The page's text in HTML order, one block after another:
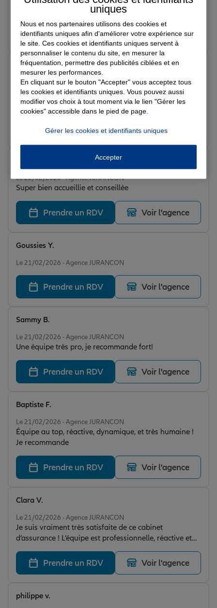
Le 02/03/2026 - Agence JURANCON
Prendre un RDV Voir l'agence
Note de 5 sur 5
Le 22/02/2026 - Agence JURANCON
Une super expérience avec cette agence ! L’équipe est
disponible, bienveillante et professionnelle. On se sent
accompagné et en confiance. Merci pour votre sérieux
Emma l.
Prendre un RDV Voir l'agence
Note de 5 sur 5
Le 22/02/2026 - Agence JURANCON
Super bien accueillie et conseillée
Prendre un RDV Voir l'agence
Le 21/02/2026 - Agence JURANCON
Goussies Y.
Prendre un RDV Voir l'agence
Le 21/02/2026 - Agence JURANCON
Une équipe très pro, je recommande fort!
Sammy B.
Prendre un RDV Voir l'agence
Le 21/02/2026 - Agence JURANCON
Équipe au top, réactive, dynamique, et très humaine !
Je recommande
Baptiste F.
Prendre un RDV Voir l'agence
Le 21/02/2026 - Agence JURANCON
Je suis vraiment très satisfaite de ce cabinet
d’assurance ! L’équipe est professionnelle, réactive et
toujours à l’écoute. Je recommande ce cabinet les yeux
fermés. Merci encore pour votre accompagnement !
Clara V.
Prendre un RDV Voir l'agence
philippe v.
uniques
Nous et nos partenaires utilisons des cookies et
identifiants uniques afin d'améliorer votre expérience sur
le site. Ces cookies et identifiants uniques servent à
personnaliser le contenu du site, en mesurer la
fréquentation, permettre des publicités ciblées et en
mesurer les performances.
En cliquant sur le bouton "Accepter" vous acceptez tous
les cookies et identifiants uniques. Vous pouvez aussi
modifier vos choix à tout moment via le lien "Gérer les
cookies" accessible dans le pied de page.
Gérer les cookies et identifiants uniques
Accepter